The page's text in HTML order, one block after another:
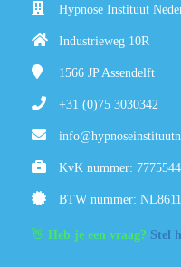
Hypnose Instituut
Industrieweg 10R
1566 JPAssendelft
+31 (0)75 3030342
KvK nummer:
BTW nummer:
👋 Heb je een vraag? Stel